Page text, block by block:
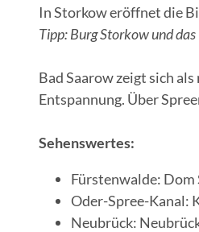
In Storkow eröffnet die
Tipp: Burg Storkow und
Bad Saarow zeigt sich
Entspannung. Über
Sehenswertes:
Fürstenwalde: Dom
Oder-Spree-Kanal:
Neubrück: